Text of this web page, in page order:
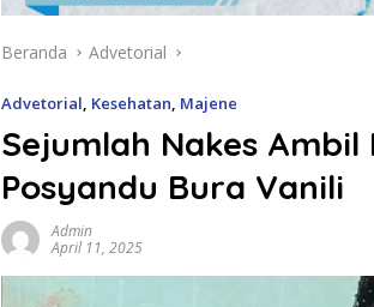
Beranda Advetorial
Advetorial, Kesehatan, Majene
Sejumlah Nakes
Posyandu Bura Vanili
Admin
April 11, 2025